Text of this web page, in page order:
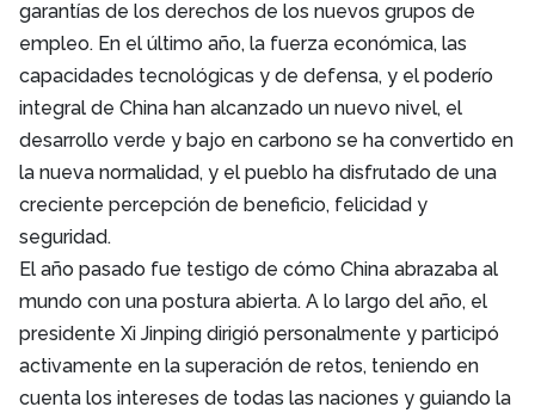
garantías de los derechos de los nuevos grupos de
empleo. En el último año, la fuerza económica, las
capacidades tecnológicas y de defensa, y el poderío
integral de China han alcanzado un nuevo nivel, el
desarrollo verde y bajo en carbono se ha convertido en
la nueva normalidad, y el pueblo ha disfrutado de una
creciente percepción de beneficio, felicidad y
seguridad.
El año pasado fue testigo de cómo China abrazaba al
mundo con una postura abierta. A lo largo del año, el
presidente Xi Jinping dirigió personalmente y participó
activamente en la superación de retos, teniendo en
cuenta los intereses de todas las naciones y guiando la